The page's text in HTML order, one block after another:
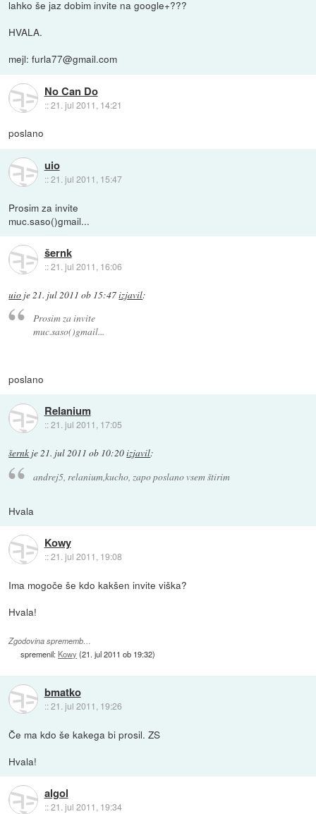
lahko še jaz dobim invite na google+???
HVALA.
mejl: furla77@gmail.com
No Can Do
::21. jul 2011, 14:21
poslano
uio
::21. jul 2011, 15:47
Prosim za invite
muc.saso()gmail...
šernk
::21. jul 2011, 16:06
uio je 21. jul 2011 ob 15:47izjavil:
Prosim za invite
muc.saso()gmail...
poslano
Relanium
::21. jul 2011, 17:05
šernk je21. jul 2011 ob 10:20izjavil:
andrej5, relanium,kucho, zapo poslano vsem štirim
Hvala
Kowy
::21. jul 2011, 19:08
Ima mogoče še kdo kakšen invite viška?
Hvala!
Zgodovina sprememb…
spremenil: Kowy (21. jul 2011 ob 19:32)
bmatko
::21. jul 2011, 19:26
Če ma kdo še kakega bi prosil. ZS
Hvala!
algol
::21. jul 2011, 19:34